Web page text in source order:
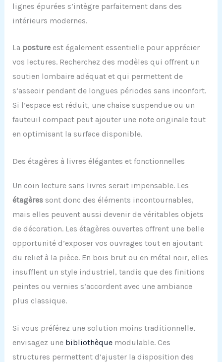
lignes épurées s’intègre parfaitement dans des
intérieurs modernes.
La postureest également essentielle pour apprécier
vos lectures. Recherchez des modèles qui offrent un
soutien lombaire adéquat et qui permettent de
s’asseoir pendant de longues périodes sans inconfort.
Si l’espace est réduit, une chaise suspendue ou un
fauteuil compact peut ajouter une note originale tout
en optimisant la surface disponible.
Des étagères à livres élégantes et fonctionnelles
Un coin lecture sans livres serait impensable. Les
étagèressont donc des éléments incontournables,
mais elles peuvent aussi devenir de véritables objets
de décoration. Les étagères ouvertes offrent une belle
opportunité d’exposer vos ouvrages tout en ajoutant
du relief à la pièce. En bois brut ou en métal noir, elles
insufflent un style industriel, tandis que des finitions
peintes ou vernies s’accordent avec une ambiance
plus classique.
Si vous préférez une solution moins traditionnelle,
envisagez une bibliothèquemodulable. Ces
structures permettent d’ajuster la disposition des